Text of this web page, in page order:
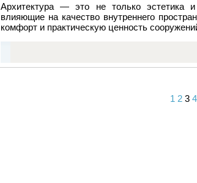
Архитектура — это не только эстетика
влияющие на качество внутреннего
комфорт и практическую ценность
1 2 3 4